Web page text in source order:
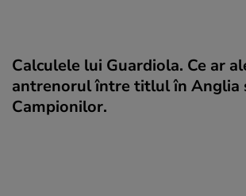
Calculele lui Guardiola. Ce ar
antrenorul între titlul în Anglia
Campionilor.